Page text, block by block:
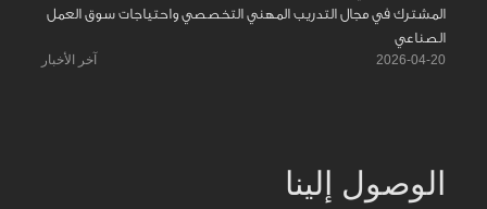
المشترك في مجال التدريب المهني التخصصي واحتياجات سوق العمل
الصناعي
2026-04-20 آخر الأخبار
الوصول إلينا